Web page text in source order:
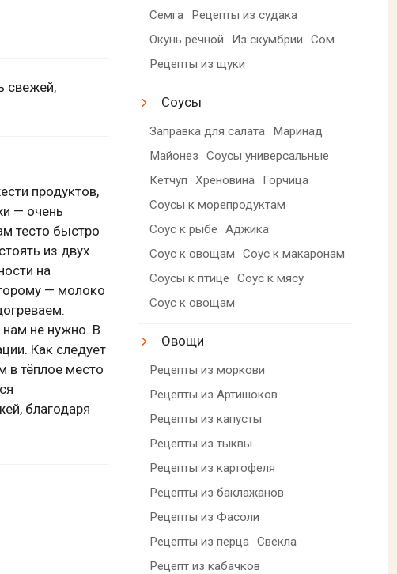
свежей,
продуктов,
— очень
тесто быстро
из двух
на
— молоко
нам не нужно. В
Как следует
в тёплое место
благодаря
Семга
Рецепты из судака
Окунь речной
Из скумбрии
Сом
Рецепты из щуки
Соусы
Заправка для салата
Маринад
Майонез
Соусы универсальные
Кетчуп
Хреновина
Горчица
Соусы к морепродуктам
Соус к рыбе
Аджика
Соус к овощам
Соус к макаронам
Соусы к птице
Соус к мясу
Соус к овощам
Овощи
Рецепты из моркови
Рецепты из Артишоков
Рецепты из капусты
Рецепты из тыквы
Рецепты из картофеля
Рецепты из баклажанов
Рецепты из Фасоли
Рецепты из перца Свекла
Рецепт из кабачков